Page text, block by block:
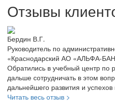
Отзывы
Бердин В.Г.
Руководитель по
«Краснодарский АО «АЛЬФА-
Обратились в учебный центр по
дальше сотрудничать в этом
дальнейшего развития и
Читать весь отзыв >